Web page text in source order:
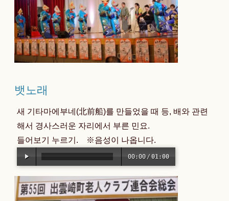
뱃노래
새 기타마에부네(北前船)를 만들었을 때 등, 배와 관련
해서 경사스러운 자리에서 부른 민요.
들어보기 누르기. ※음성이 나옵니다.
00:00 /01:00